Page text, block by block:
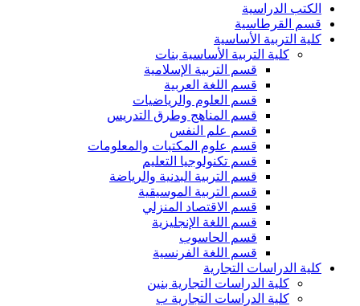
الكتب الدراسية
قسم القرطاسية
كلية التربية الأساسية
كلية التربية الأساسية بنات
قسم التربية الإسلامية
قسم اللغة العربية
قسم العلوم والرياضيات
قسم المناهج وطرق التدريس
قسم علم النفس
قسم علوم المكتبات والمعلومات
قسم تكنولوجيا التعليم
قسم التربية البدنية والرياضة
قسم التربية الموسيقية
قسم الاقتصاد المنزلي
قسم اللغة الإنجليزية
قسم الحاسوب
قسم اللغة الفرنسية
كلية الدراسات التجارية
كلية الدراسات التجارية بنين
كلية الدراسات التجارية ب